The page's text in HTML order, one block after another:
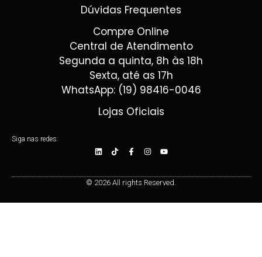
Dúvidas Frequentes
Compre Online
Central de Atendimento
Segunda a quinta, 8h às 18h
Sexta, até as 17h
WhatsApp: (19) 98416-0046
Lojas Oficiais
Siga nas redes:
© 2026 All rights Reserved.